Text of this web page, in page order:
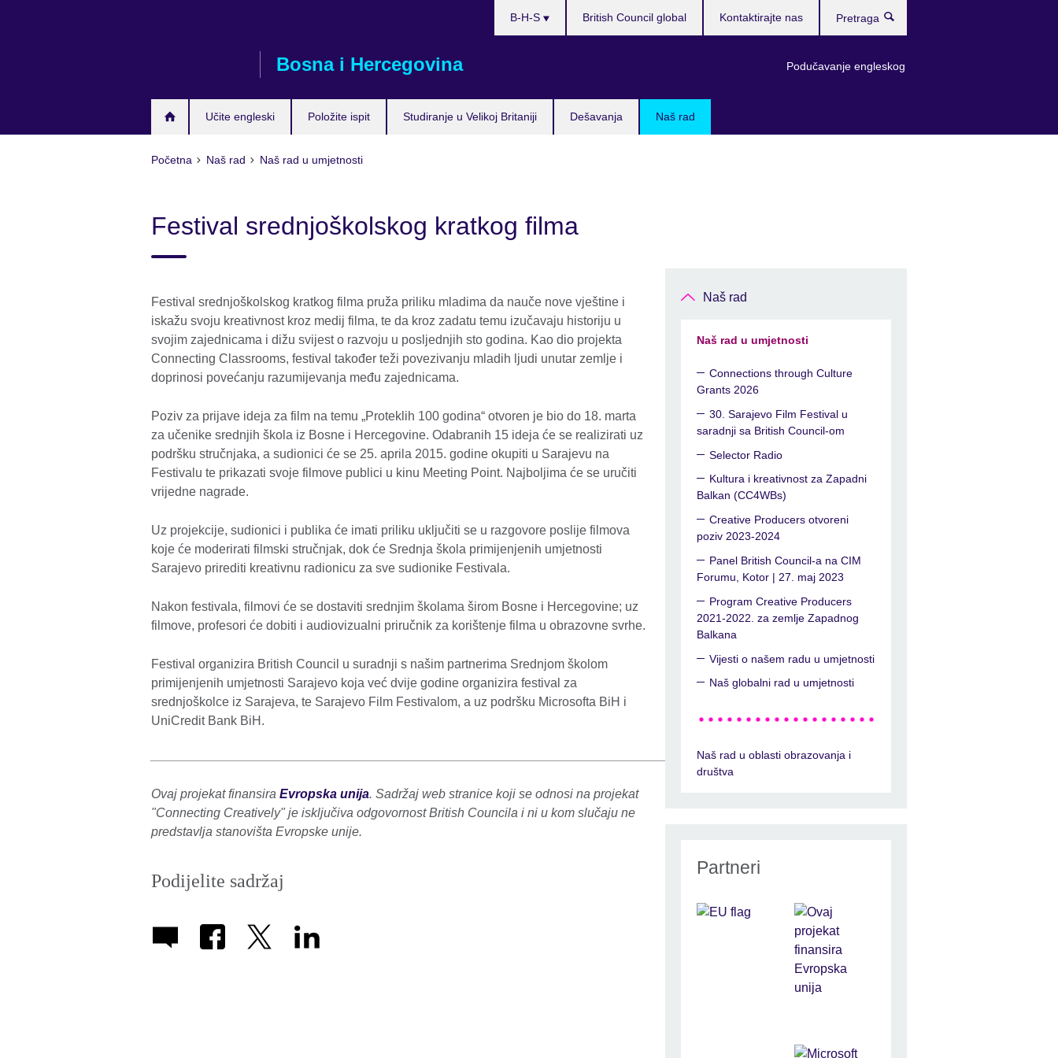
Bosna i Hercegovina
Učite engleski Položite ispit Studiranje u Velikoj Britaniji Dešavanja Naš rad
B-H-S
Podučavanje engleskog
British Council global Kontaktirajte nas
Početna Naš rad Naš rad u umjetnosti
Festival srednjoškolskog kratkog filma
Festival srednjoškolskog kratkog filma pruža priliku mladima da nauče nove vještine i
iskažu svoju kreativnost kroz medij filma, te da kroz zadatu temu izučavaju historiju u
svojim zajednicama i dižu svijest o razvoju u posljednjih sto godina. Kao dio projekta
Connecting Classrooms, festival također teži povezivanju mladih ljudi unutar zemlje i
doprinosi povećanju razumijevanja među zajednicama.
Poziv za prijave ideja za film na temu „Proteklih 100 godina“ otvoren je bio do 18. marta
za učenike srednjih škola iz Bosne i Hercegovine. Odabranih 15 ideja će se realizirati uz
podršku stručnjaka, a sudionici će se 25. aprila 2015. godine okupiti u Sarajevu na
Festivalu te prikazati svoje filmove publici u kinu Meeting Point. Najboljima će se uručiti
vrijedne nagrade.
Uz projekcije, sudionici i publika će imati priliku uključiti se u razgovore poslije filmova
koje će moderirati filmski stručnjak, dok će Srednja škola primijenjenih umjetnosti
Sarajevo prirediti kreativnu radionicu za sve sudionike Festivala.
Nakon festivala, filmovi će se dostaviti srednjim školama širom Bosne i Hercegovine; uz
filmove, profesori će dobiti i audiovizualni priručnik za korištenje filma u obrazovne svrhe.
Festival organizira British Council u suradnji s našim partnerima Srednjom školom
primijenjenih umjetnosti Sarajevo koja već dvije godine organizira festival za
srednjoškolce iz Sarajeva, te Sarajevo Film Festivalom, a uz podršku Microsofta BiH i
UniCredit Bank BiH.
Ovaj projekat finansira Evropska unija. Sadržaj web stranice koji se odnosi na projekat
"Connecting Creatively" je isključiva odgovornost British Councila i ni u kom slučaju ne
predstavlja stanovišta Evropske unije.
Podijelite sadržaj
Naš rad
Naš rad u umjetnosti
Connections through Culture
Grants 2026
30. Sarajevo Film Festival u
saradnji sa British Council-om
Selector Radio
Kultura i kreativnost za Zapadni
Balkan (CC4WBs)
Creative Producers otvoreni
poziv 2023-2024
Panel British Council-a na CIM
Forumu, Kotor | 27. maj 2023
Program Creative Producers
2021-2022. za zemlje Zapadnog
Balkana
Vijesti o našem radu u umjetnosti
Naš globalni rad u umjetnosti
Naš rad u oblasti obrazovanja i
društva
Partneri